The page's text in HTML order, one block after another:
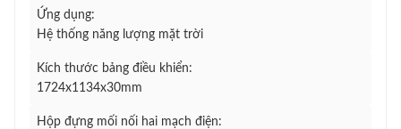
Ứng dụng:
Hệ thống năng lượng mặt trời
Kích thước bảng điều khiển:
1724x1134x30mm
Hộp đựng mối nối hai mạch điện: